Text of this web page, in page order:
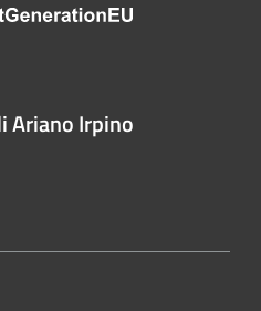
Ariano Irpino